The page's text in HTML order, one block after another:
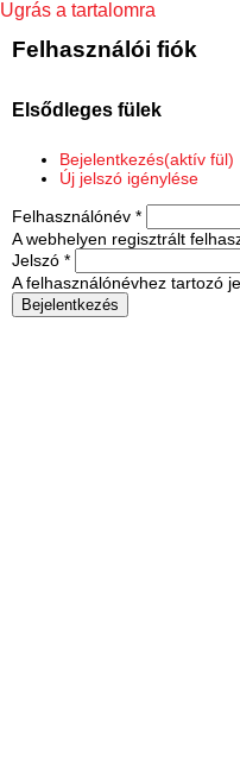
Ugrás a tartalomra
Felhasználói fiók
Elsődleges fülek
Bejelentkezés(aktív fül)
Új jelszó igénylése
Felhasználónév *
A webhelyen regisztrált
Jelszó *
A felhasználónévhez tartozó